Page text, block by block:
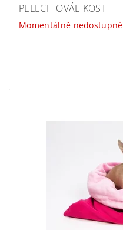
PELECH OVÁL-KOST
Momentálně nedostupné